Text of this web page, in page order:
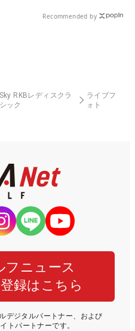
Recommended by
Sky RKBレディスクラ
シック
ライブフ
ォト
フニュース
録はこちら
デジタルパートナー、および
トパートナーです。